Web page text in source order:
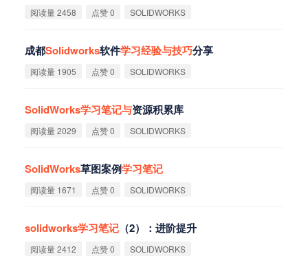
阅读量 2458 点赞 0 SOLIDWORKS
‌成都Solidworks软件学习经验与技巧分享‌
阅读量 1905 点赞 0 SOLIDWORKS
SolidWorks学习笔记与资源积累库
阅读量 2029 点赞 0 SOLIDWORKS
SolidWorks草图案例学习笔记
阅读量 1671 点赞 0 SOLIDWORKS
solidworks学习笔记 （2）：进阶提升
阅读量 2412 点赞 0 SOLIDWORKS